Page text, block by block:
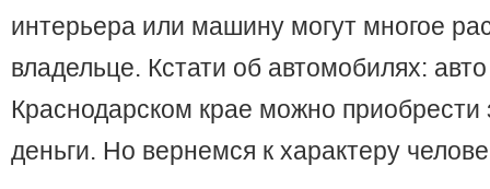
интерьера или машину могут многое
владельце. Кстати об автомобилях:
Краснодарском крае можно
деньги. Но вернемся к характеру